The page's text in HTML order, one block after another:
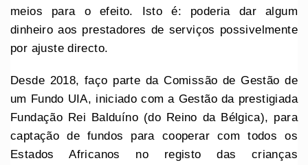
meios para o efeito. Isto é: poderia dar algum
dinheiro aos prestadores de serviços possivelmente
por ajuste directo.
Desde 2018, faço parte da Comissão de Gestão de
um Fundo UIA, iniciado com a Gestão da prestigiada
Fundação Rei Balduíno (do Reino da Bélgica), para
captação de fundos para cooperar com todos os
Estados Africanos no registo das crianças